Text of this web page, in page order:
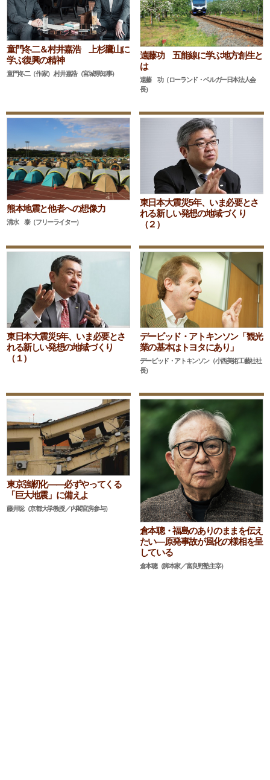
童門冬二＆村井嘉浩 上杉鷹山に
学ぶ復興の精神
童門冬二（作家）,村井嘉浩（宮城県知事）
遠藤功 五能線に学ぶ地方創生と
は
遠藤 功（ローランド・ベルガー日本法人会
長）
熊本地震と他者への想像力
清水 泰（フリーライター）
東日本大震災5年、いま必要とさ
れる新しい発想の地域づくり
（２）
東日本大震災5年、いま必要とさ
れる新しい発想の地域づくり
（１）
デービッド・アトキンソン「観光
業の基本はトヨタにあり」
デービッド・アトキンソン（小西美術工藝社社
長）
東京強靭化――必ずやってくる
「巨大地震」に備えよ
藤井聡（京都大学教授／内閣官房参与）
倉本聰・福島のありのままを伝え
たい―原発事故が風化の様相を呈
している
倉本聰（脚本家／富良野塾主宰）